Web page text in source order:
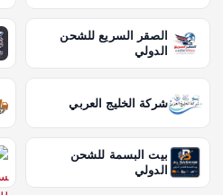
الصقر السريع للشحن
الدولي
شركة الخليج العربي
بيت البسمة للشحن
الدولي